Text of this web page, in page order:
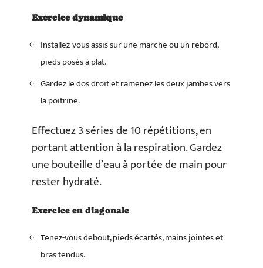
Exercice dynamique
Installez-vous assis sur une marche ou un rebord,
pieds posés à plat.
Gardez le dos droit et ramenez les deux jambes vers
la poitrine.
Effectuez 3 séries de 10 répétitions, en
portant attention à la respiration. Gardez
une bouteille d’eau à portée de main pour
rester hydraté.
Exercice en diagonale
Tenez-vous debout, pieds écartés, mains jointes et
bras tendus.